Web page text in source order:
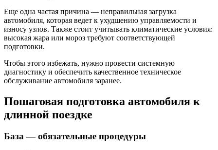
Еще одна частая причина — неправильная загрузка
автомобиля, которая ведет к ухудшению управляемости и
износу узлов. Также стоит учитывать климатические условия:
высокая жара или мороз требуют соответствующей
подготовки.
Чтобы этого избежать, нужно провести системную
диагностику и обеспечить качественное техническое
обслуживание автомобиля заранее.
Пошаговая подготовка автомобиля к
длинной поездке
База — обязательные процедуры